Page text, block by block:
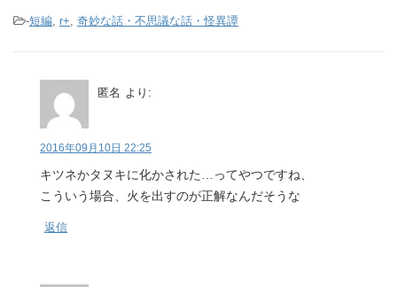
-短編 r+ 奇妙な話・不思議な話・怪異譚
匿名 より:
2016年09月10日 22:25
キツネかタヌキに化かされた…ってやつですね、
こういう場合、火を出すのが正解なんだそうな
返信